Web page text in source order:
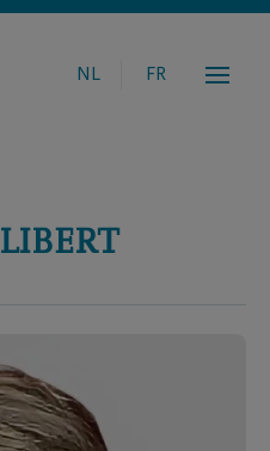
NL FR
LIBERT